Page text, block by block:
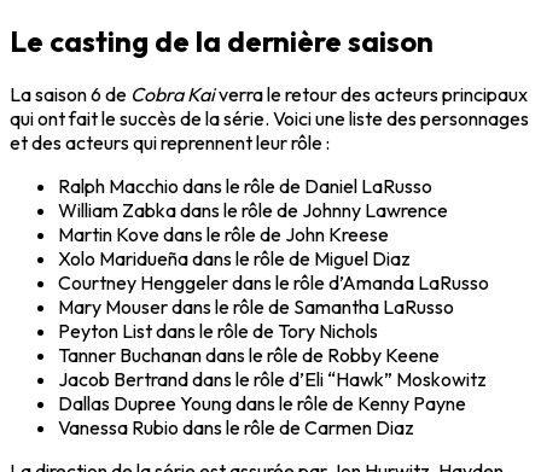
Le casting de la dernière saison
La saison 6 de Cobra Kaiverra le retour des acteurs principaux
qui ont fait le succès de la série. Voici une liste des personnages
et des acteurs qui reprennent leur rôle :
Ralph Macchio dans le rôle de Daniel LaRusso
William Zabka dans le rôle de Johnny Lawrence
Martin Kove dans le rôle de John Kreese
Xolo Maridueña dans le rôle de Miguel Diaz
Courtney Henggeler dans le rôle d’Amanda LaRusso
Mary Mouser dans le rôle de Samantha LaRusso
Peyton List dans le rôle de Tory Nichols
Tanner Buchanan dans le rôle de Robby Keene
Jacob Bertrand dans le rôle d’Eli “Hawk” Moskowitz
Dallas Dupree Young dans le rôle de Kenny Payne
Vanessa Rubio dans le rôle de Carmen Diaz